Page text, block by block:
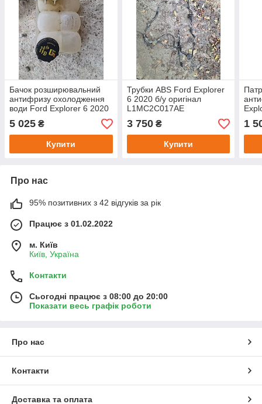
Бачок розширювальний
антифризу охолодження
води Ford Explorer 6 2020
3.3 б/у оригінал
5 025 ₴
Купити
Трубки ABS Ford Explorer
6 2020 б/у оригінал
L1MC2C017AE
3 750₴
Купити
1
Про нас
95% позитивних з 42 відгуків за рік
Працює з 01.02.2022
м. Київ
Київ, Україна
Контакти
Сьогодні працює з 08:00 до 20:00
Показати весь графік роботи
Про нас
Контакти
Доставка та оплата